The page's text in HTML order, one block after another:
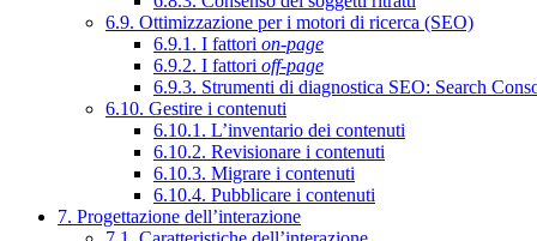
6.9. Ottimizzazione per i motori di ricerca (SEO)
6.9.1. I fattori on-page
6.9.2. I fattori off-page
6.9.3. Strumenti di diagnostica SEO: Search
6.10. Gestire i contenuti
6.10.1. L’inventario dei contenuti
6.10.2. Revisionare i contenuti
6.10.3. Migrare i contenuti
6.10.4. Pubblicare i contenuti
7. Progettazione dell’interazione